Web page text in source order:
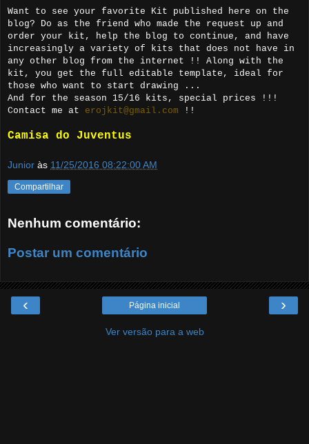
Want to see your favorite Kit published here on the
blog? Do as the friend who made the request up and
order your kit, help the blog to continue, and have
increasingly a variety of kits that does not have in
any other blog from the internet !! Along with the
kit, you get the full editable template, ideal for
those who want to start drawing ...
And for the season 15/16 kits, special prices !!!
Contact me at erojkit@gmail.com !!
Camisa do Juventus
Junior às 11/25/2016 08:22:00 AM
Compartilhar
Nenhum comentário:
Postar um comentário
‹ ›
Página inicial
Ver versão para a web